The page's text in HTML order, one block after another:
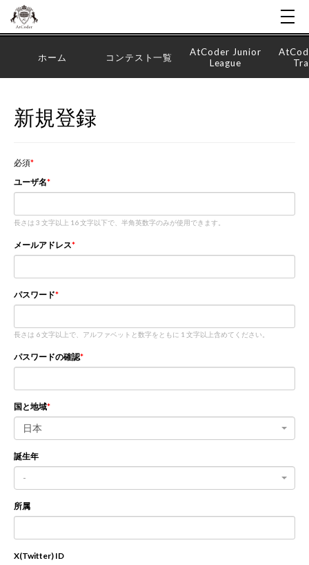
ホーム コンテスト一覧
AtCoder Junior
League
新規登録
必須
ユーザ名
長さは 3 文字以上 16 文字以下で、半角英数字のみが使用できます。
メールアドレス
パスワード
長さは 6 文字以上で、アルファベットと数字をともに 1 文字以上含めてください。
パスワードの確認
国と地域
日本
誕生年
-
所属
X(Twitter) ID